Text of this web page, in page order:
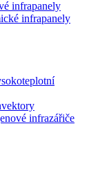
infrapanely
infrapanely
infrazářiče